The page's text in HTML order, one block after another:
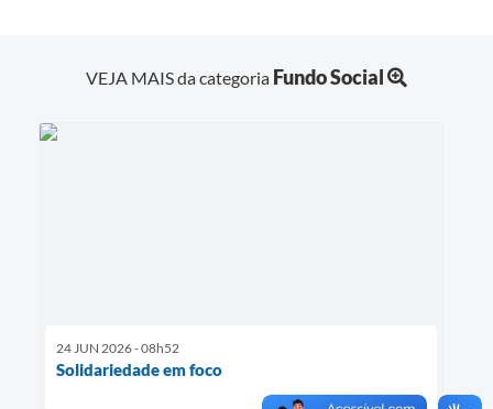
VEJA MAIS da categoria Fundo Social
24 JUN 2026 - 08h52
Solidariedade em foco